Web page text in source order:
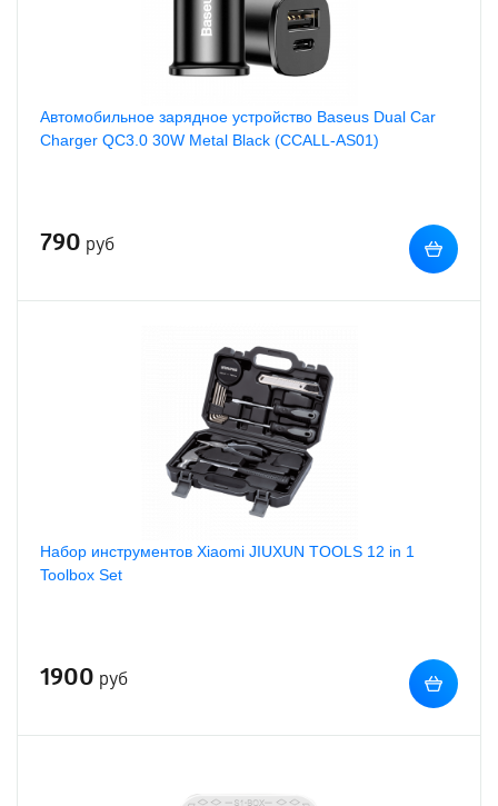
Автомобильное зарядное устройство Baseus Dual Car
Charger QC3.0 30W Metal Black (CCALL-AS01)
790 руб
Набор инструментов Xiaomi JIUXUN TOOLS 12 in 1
Toolbox Set
1900 руб